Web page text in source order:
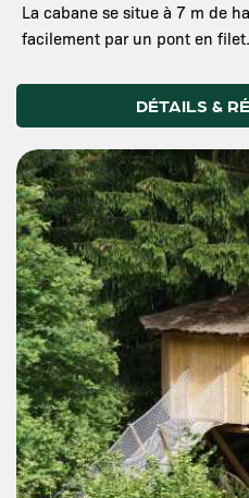
La cabane se situe à 7 m de
facilement par un pont en
DÉTAILS &